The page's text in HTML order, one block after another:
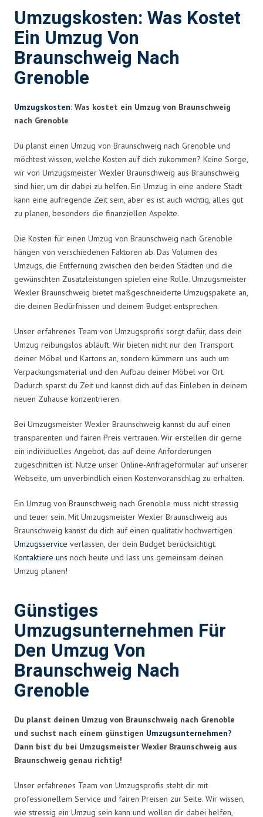
Umzugskosten: Was Kostet
Ein Umzug Von
Braunschweig Nach
Grenoble
Umzugskosten: Was kostet ein Umzug von Braunschweig
nach Grenoble
Du planst einen Umzug von Braunschweig nach Grenoble und
möchtest wissen, welche Kosten auf dich zukommen? Keine Sorge,
wir von Umzugsmeister Wexler Braunschweig aus Braunschweig
sind hier, um dir dabei zu helfen. Ein Umzug in eine andere Stadt
kann eine aufregende Zeit sein, aber es ist auch wichtig, alles gut
zu planen, besonders die finanziellen Aspekte.
Die Kosten für einen Umzug von Braunschweig nach Grenoble
hängen von verschiedenen Faktoren ab. Das Volumen des
Umzugs, die Entfernung zwischen den beiden Städten und die
gewünschten Zusatzleistungen spielen eine Rolle. Umzugsmeister
Wexler Braunschweig bietet maßgeschneiderte Umzugspakete an,
die deinen Bedürfnissen und deinem Budget entsprechen.
Unser erfahrenes Team von Umzugsprofis sorgt dafür, dass dein
Umzug reibungslos abläuft. Wir bieten nicht nur den Transport
deiner Möbel und Kartons an, sondern kümmern uns auch um
Verpackungsmaterial und den Aufbau deiner Möbel vor Ort.
Dadurch sparst du Zeit und kannst dich auf das Einleben in deinem
neuen Zuhause konzentrieren.
Bei Umzugsmeister Wexler Braunschweig kannst du auf einen
transparenten und fairen Preis vertrauen. Wir erstellen dir gerne
ein individuelles Angebot, das auf deine Anforderungen
zugeschnitten ist. Nutze unser Online-Anfrageformular auf unserer
Webseite, um unverbindlich einen Kostenvoranschlag zu erhalten.
Ein Umzug von Braunschweig nach Grenoble muss nicht stressig
und teuer sein. Mit Umzugsmeister Wexler Braunschweig aus
Braunschweig kannst du dich auf einen qualitativ hochwertigen
Umzugsservice verlassen, der dein Budget berücksichtigt.
Kontaktiere uns noch heute und lass uns gemeinsam deinen
Umzug planen!
Günstiges
Umzugsunternehmen Für
Den Umzug Von
Braunschweig Nach
Grenoble
Du planst deinen Umzug von Braunschweig nach Grenoble
und suchst nach einem günstigen Umzugsunternehmen?
Dann bist du bei Umzugsmeister Wexler Braunschweig aus
Braunschweig genau richtig!
Unser erfahrenes Team von Umzugsprofis steht dir mit
professionellem Service und fairen Preisen zur Seite. Wir wissen,
wie stressig ein Umzug sein kann und wollen dir dabei helfen,